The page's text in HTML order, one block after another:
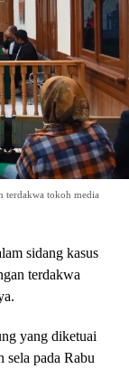
terdakwa tokoh media
sidang kasus
terdakwa
yang diketuai
sela pada Rabu